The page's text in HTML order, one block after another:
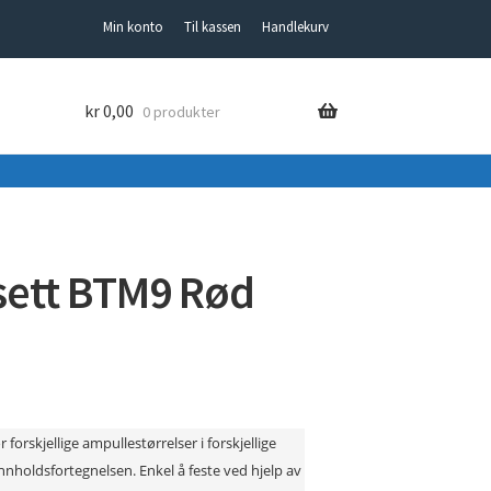
Min konto Til kassen Handlekurv
kr0,00 0 produkter
BTM9 Rød
forskjellige ampullestørrelser i forskjellige
Enkel å feste ved hjelp av